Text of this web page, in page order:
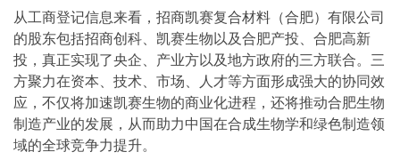
从工商登记信息来看，招商凯赛复合材料（合肥）有限公司
的股东包括招商创科、凯赛生物以及合肥产投、合肥高新
投，真正实现了央企、产业方以及地方政府的三方联合。三
方聚力在资本、技术、市场、人才等方面形成强大的协同效
应，不仅将加速凯赛生物的商业化进程，还将推动合肥生物
制造产业的发展，从而助力中国在合成生物学和绿色制造领
域的全球竞争力提升。